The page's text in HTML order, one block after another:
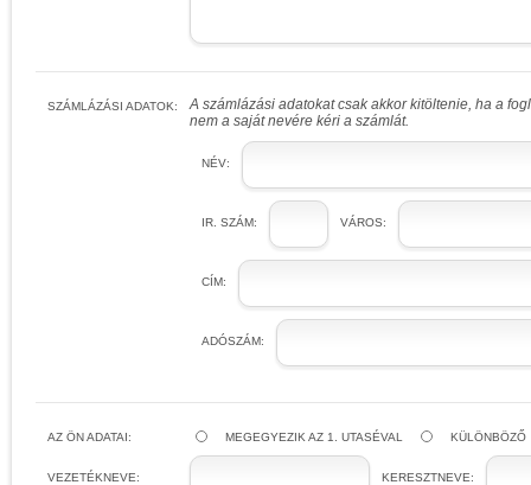
SZÁMLÁZÁSI ADATOK:
A számlázási adatokat csak akkor kitöltenie, ha a
nem a saját nevére kéri a számlát.
NÉV:
IR. SZÁM: VÁROS:
CÍM:
ADÓSZÁM:
AZ ÖN ADATAI: MEGEGYEZIK AZ 1. UTASÉVAL KÜLÖNBÖZŐ
VEZETÉKNEVE: KERESZTNEVE: